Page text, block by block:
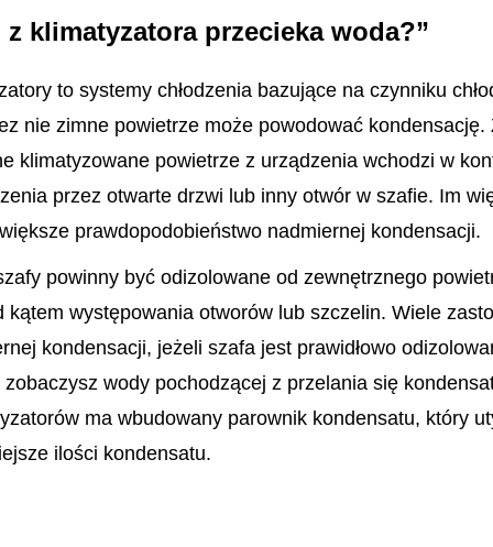
z klimatyzatora przecieka woda?”
to systemy chłodzenia bazujące na czynniku
nie zimne powietrze może powodować kondensację.
klimatyzowane powietrze z urządzenia wchodzi w
przez otwarte drzwi lub inny otwór w szafie. Im
prawdopodobieństwo nadmiernej kondensacji.
powinny być odizolowane od zewnętrznego
kątem występowania otworów lub szczelin. Wiele
kondensacji, jeżeli szafa jest prawidłowo
wody pochodzącej z przelania się
ma wbudowany parownik kondensatu, który
ilości kondensatu.